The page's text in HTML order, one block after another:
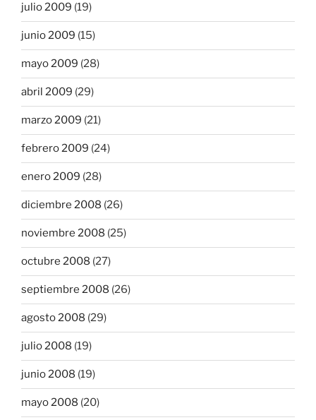
julio 2009 (19)
junio 2009 (15)
mayo 2009 (28)
abril 2009 (29)
marzo 2009 (21)
febrero 2009 (24)
enero 2009 (28)
diciembre 2008 (26)
noviembre 2008 (25)
octubre 2008 (27)
septiembre 2008 (26)
agosto 2008 (29)
julio 2008 (19)
junio 2008 (19)
mayo 2008 (20)